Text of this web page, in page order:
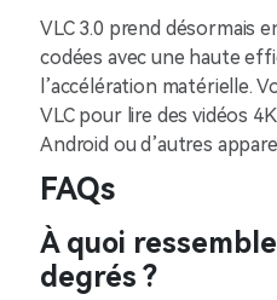
VLC 3.0 prend désormais
codées avec une haute
l’accélération matérielle.
VLC pour lire des vidéos
Android ou d’autres
FAQs
À quoi
degrés ?